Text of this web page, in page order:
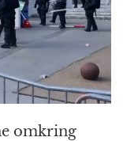
omkring